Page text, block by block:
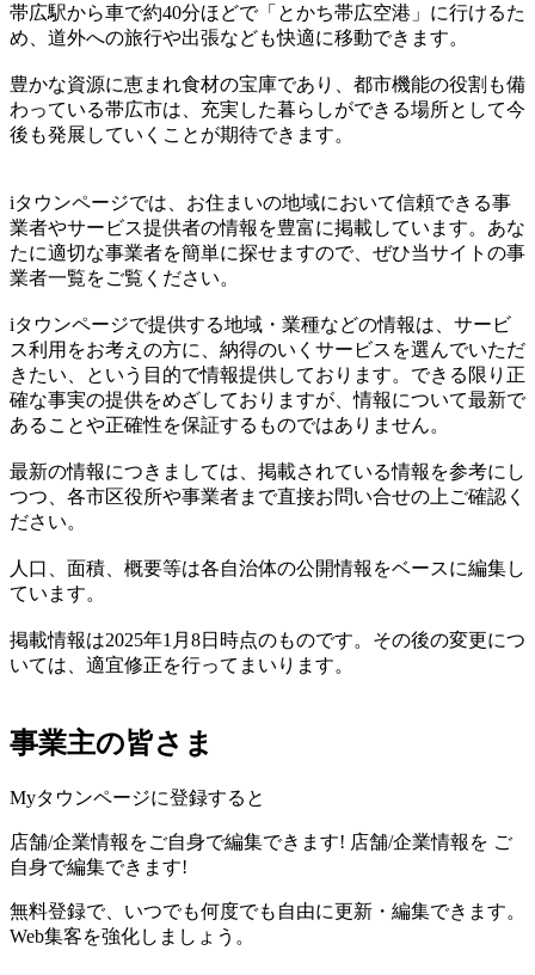
帯広駅から車で約40分ほどで「とかち帯広空港」に行けるた
め、道外への旅行や出張なども快適に移動できます。
豊かな資源に恵まれ食材の宝庫であり、都市機能の役割も備
わっている帯広市は、充実した暮らしができる場所として今
後も発展していくことが期待できます。
iタウンページでは、お住まいの地域において信頼できる事
業者やサービス提供者の情報を豊富に掲載しています。あな
たに適切な事業者を簡単に探せますので、ぜひ当サイトの事
業者一覧をご覧ください。
iタウンページで提供する地域・業種などの情報は、サービ
ス利用をお考えの方に、納得のいくサービスを選んでいただ
きたい、という目的で情報提供しております。できる限り正
確な事実の提供をめざしておりますが、情報について最新で
あることや正確性を保証するものではありません。
最新の情報につきましては、掲載されている情報を参考にし
つつ、各市区役所や事業者まで直接お問い合せの上ご確認く
ださい。
人口、面積、概要等は各自治体の公開情報をベースに編集し
ています。
掲載情報は2025年1月8日時点のものです。その後の変更につ
いては、適宜修正を行ってまいります。
事業主の皆さま
Myタウンページに登録すると
店舗/企業情報をご自身で編集できます! 店舗/企業情報を ご
自身で編集できます!
無料登録で、いつでも何度でも自由に更新・編集できます。
Web集客を強化しましょう。